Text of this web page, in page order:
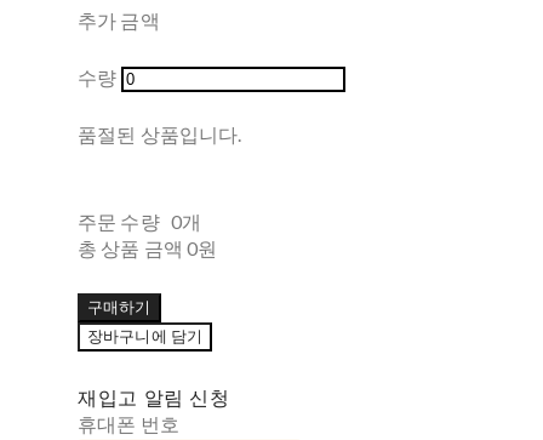
추가 금액
수량
품절된 상품입니다.
주문 수량 0개
총 상품 금액 0원
구매하기
장바구니에 담기
재입고 알림 신청
휴대폰 번호